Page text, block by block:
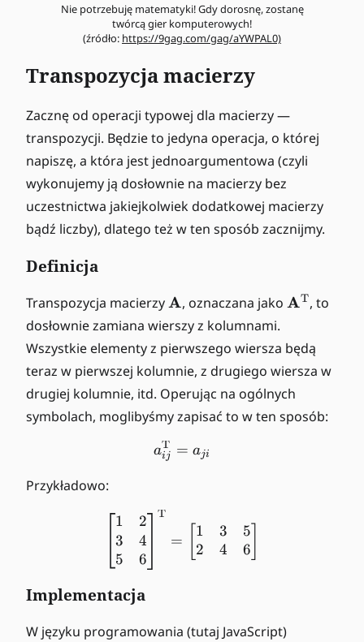
Nie potrzebuję matematyki! Gdy dorosnę, zostanę
twórcą gier komputerowych!
(źródło: https://9gag.com/gag/aYWPAL0)
Transpozycja macierzy
Zacznę od operacji typowej dla macierzy —
transpozycji. Będzie to jedyna operacja, o której
napiszę, a która jest jednoargumentowa (czyli
wykonujemy ją dosłownie na macierzy bez
uczestnictwa jakiejkolwiek dodatkowej macierzy
bądź liczby), dlatego też w ten sposób zacznijmy.
Definicja
Transpozycja macierzy \
m
t
h
b
f{
}
A, oznaczana jako \
t
h
b
f{
AT, to
dosłownie zamiana wierszy z kolumnami.
Wszystkie elementy z pierwszego wiersza będą
teraz w pierwszej kolumnie, z drugiego wiersza w
drugiej kolumnie, itd. Operując na ogólnych
symbolach, moglibyśmy zapisać to w ten sposób:
a^{\mathrm{T}}_{ij} =
aij
T = aji
Przykładowo:
\begin{bmatrix} 1 & 2
1
3
5
2
4
6
T
=
1
2
3
4
5
6
Implementacja
W języku programowania (tutaj JavaScript)